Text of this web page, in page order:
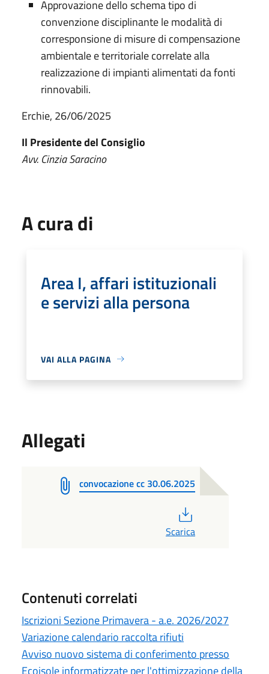
Approvazione dello schema tipo di
convenzione disciplinante le modalità di
corresponsione di misure di compensazione
ambientale e territoriale correlate alla
realizzazione di impianti alimentati da fonti
rinnovabili.
Erchie, 26/06/2025
Il Presidente del Consiglio
Avv. Cinzia Saracino
A cura di
Area I, affari istituzionali
e servizi alla persona
VAI ALLA PAGINA
Allegati
convocazione cc 30.06.2025
Scarica
Contenuti correlati
Iscrizioni Sezione Primavera - a.e. 2026/2027
Variazione calendario raccolta rifiuti
Avviso nuovo sistema di conferimento presso
Ecoisole informatizzate per l'ottimizzazione della